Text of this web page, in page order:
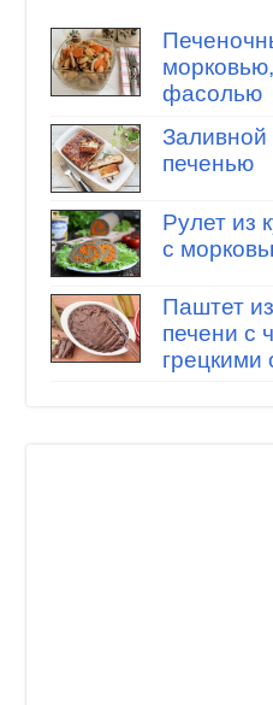
фасолью
Заливной
печенью
Рулет из
с
Паштет
печени с
грецкими